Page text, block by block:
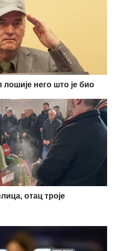
него што је био
отац троје